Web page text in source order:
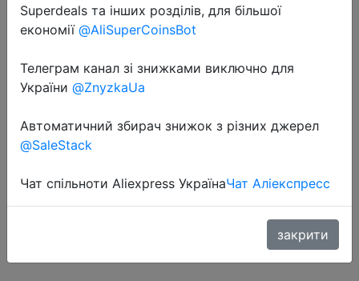
Mini Portable AM/FM Radio
Telescopic Antenna Radio Pocket
World Receiver Speaker Outdoor
Radio FM Portable FM Radio
Superdeals та інших розділів, для більшої
економії @AliSuperCoinsBot
Телеграм канал зі знижками виключно для
України @ZnyzkaUa
Автоматичний збирач знижок з різних джерел
@SaleStack
Чат спільноти Aliexpress УкраїнаЧат Аліекспресс
закрити